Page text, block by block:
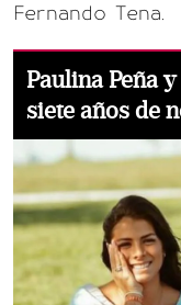
Fernando Tena.
Paulina Peña
siete años de